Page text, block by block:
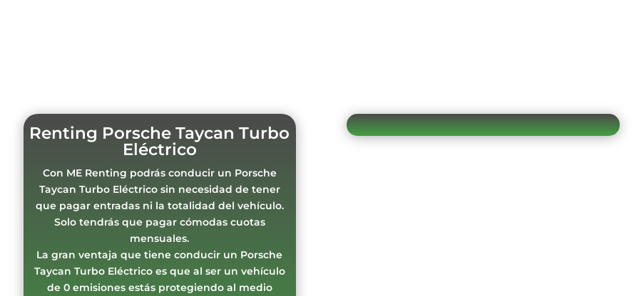
Renting Porsche Taycan Turbo
Eléctrico
Con ME Renting podrás conducir un Porsche
Taycan Turbo Eléctrico sin necesidad de tener
que pagar entradas ni la totalidad del vehículo.
Solo tendrás que pagar cómodas cuotas
mensuales.
La gran ventaja que tiene conducir un Porsche
Taycan Turbo Eléctrico es que al ser un vehículo
de 0 emisiones estás protegiendo al medio